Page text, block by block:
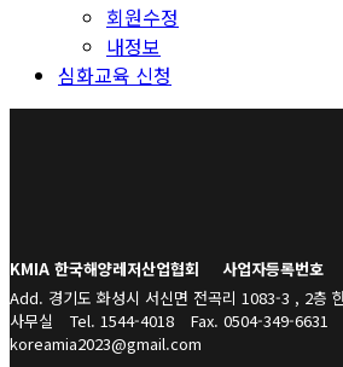
회원수정
내정보
심화교육 신청
KMIA 한국해양레저산업협회 사업자등록번호
Add. 경기도 화성시 서신면 전곡리 1083-3 , 2층
사무실
Tel. 1544-4018 Fax. 0504-349-6631
koreamia2023@gmail.com